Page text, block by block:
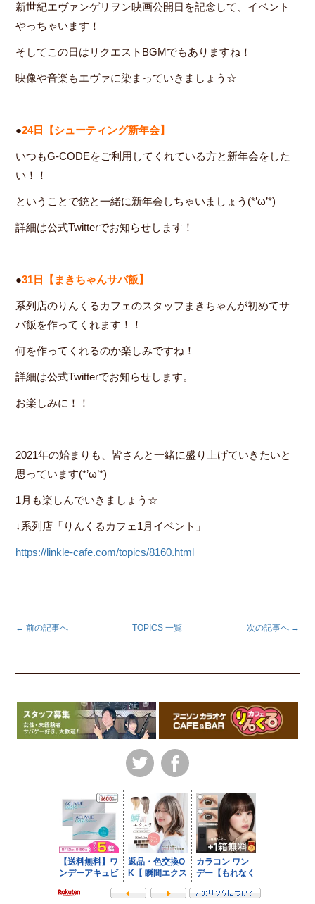
新世紀エヴァンゲリヲン映画公開日を記念して、イベント
やっちゃいます！
そしてこの日はリクエストBGMでもありますね！
映像や音楽もエヴァに染まっていきましょう☆
●24日【シューティング新年会】
いつもG-CODEをご利用してくれている方と新年会をした
い！！
ということで銃と一緒に新年会しちゃいましょう(*’ω’*)
詳細は公式Twitterでお知らせします！
●31日【まきちゃんサバ飯】
系列店のりんくるカフェのスタッフまきちゃんが初めてサ
バ飯を作ってくれます！！
何を作ってくれるのか楽しみですね！
詳細は公式Twitterでお知らせします。
お楽しみに！！
2021年の始まりも、皆さんと一緒に盛り上げていきたいと
思っています(*’ω’*)
1月も楽しんでいきましょう☆
↓系列店「りんくるカフェ1月イベント」
https://linkle-cafe.com/topics/8160.html
← 前の記事へ 次の記事へ →
TOPICS 一覧